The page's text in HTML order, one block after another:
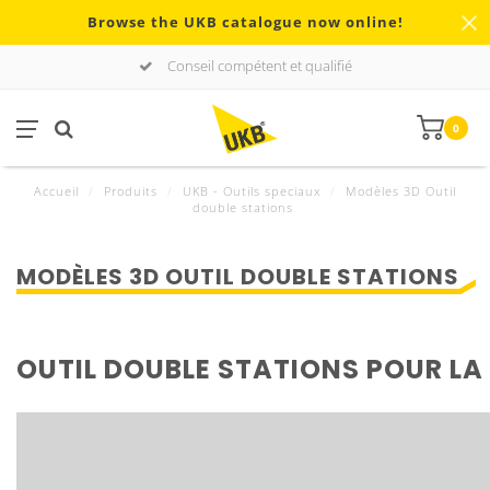
Browse the UKB catalogue now online!
Conseil compétent et qualifié
0
Accueil Produits UKB - Outils speciaux
Modèles 3D Outil
double stations
MODÈLES 3D OUTIL DOUBLE STATIONS
OUTIL DOUBLE STATIONS POUR